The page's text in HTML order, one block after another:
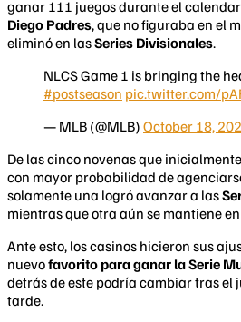
ganar 111 juegos durante el
Diego Padres, que no figuraba en el
eliminó en lasSeries Divisionales.
NLCS Game 1 is bringing the
#postseason pic.twitter.com/
— MLB (@MLB) October 18,
De las cinco novenas que
con mayor probabilidad de
solamente una logró avanzar a las
mientras que otra aún se mantiene
Ante esto, los casinos hicieron sus
nuevofavorito para ganar laSerie
detrás de este podría cambiar tras el
tarde.